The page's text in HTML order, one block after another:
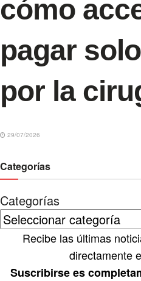
cómo
pagar
por la
29/07/2026
Categorías
Categorías
Recibe las últimas
directamente
Suscribirse es